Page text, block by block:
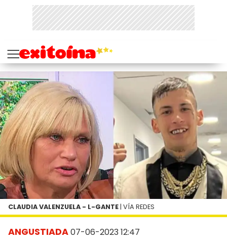
ANGUSTIADA07-06-2023 12:47
CLAUDIA VALENZUELA - L-GANTE | VÍA REDES